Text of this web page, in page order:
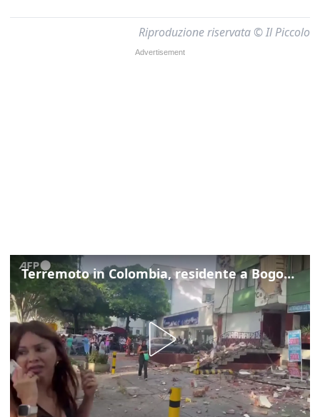
Riproduzione riservata © Il Piccolo
Terremoto in Colombia, residente a Bogotà: "Ha cominciato a tremare e non smetteva"